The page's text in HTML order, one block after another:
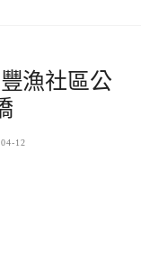
漁社區公
12